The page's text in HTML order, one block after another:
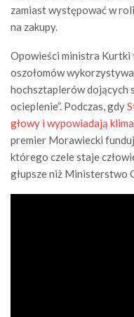
zamiast występować w
na zakupy.
Opowieści ministra Kurtki
oszołomów
hochsztaplerów dojących
ocieplenie”. Podczas, gdy
głowy i wypowiadają
premier Morawiecki
którego czele staje
głupsze niż Ministerstwo